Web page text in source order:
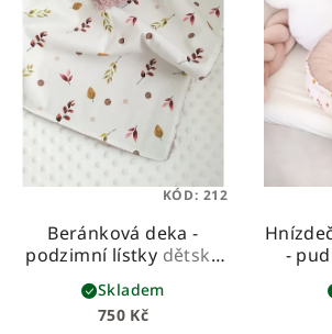
Beránková deka -
podzimní lístky dětská
beránková deka z
prémiové bavlny a
hebkého beránka
750 Kč
Skladem
KÓD: 212
-